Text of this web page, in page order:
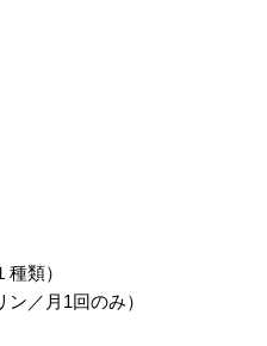
種類）
ン／月1回のみ）